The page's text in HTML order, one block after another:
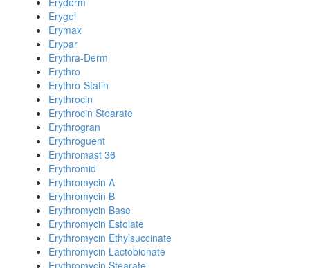
Erygel
Erymax
Erypar
Erythra-Derm
Erythro
Erythro-Statin
Erythrocin
Erythrocin Stearate
Erythrogran
Erythroguent
Erythromast 36
Erythromid
Erythromycin A
Erythromycin B
Erythromycin Base
Erythromycin Estolate
Erythromycin Ethylsuccinate
Erythromycin Lactobionate
Erythromycin Stearate